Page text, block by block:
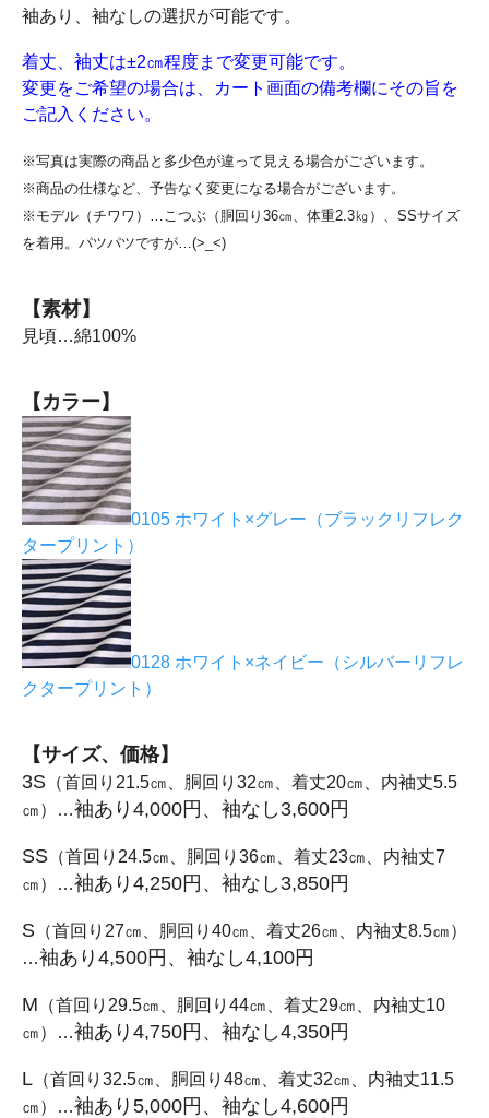
袖あり、袖なしの選択が可能です。
着丈、袖丈は±2㎝程度まで変更可能です。
変更をご希望の場合は、カート画面の備考欄にその旨を
ご記入ください。
※写真は実際の商品と多少色が違って見える場合がございます。
※商品の仕様など、予告なく変更になる場合がございます。
※モデル（チワワ）…こつぶ（胴回り36㎝、体重2.3㎏）、SSサイズ
を着用。パツパツですが…(>_<)
【素材】
見頃…綿100%
【カラー】
0105 ホワイト×グレー（ブラックリフレク
タープリント）
0128 ホワイト×ネイビー（シルバーリフレ
クタープリント）
【サイズ、価格】
3S （首回り21.5㎝、胴回り32㎝、着丈20㎝、内袖丈5.5
㎝）…袖あり4,000円、袖なし3,600円
SS （首回り24.5㎝、胴回り36㎝、着丈23㎝、内袖丈7
㎝）…袖あり4,250円、袖なし3,850円
S （首回り27㎝、胴回り40㎝、着丈26㎝、内袖丈8.5㎝）
…袖あり4,500円、袖なし4,100円
M （首回り29.5㎝、胴回り44㎝、着丈29㎝、内袖丈10
㎝）…袖あり4,750円、袖なし4,350円
L （首回り32.5㎝、胴回り48㎝、着丈32㎝、内袖丈11.5
㎝）…袖あり5,000円、袖なし4,600円